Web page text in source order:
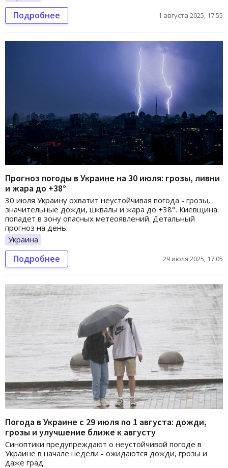
Подробнее 1 августа 2025, 17:55
Прогноз погоды в Украине на 30 июля: грозы, ливни
и жара до +38°
30 июля Украину охватит неустойчивая погода - грозы,
значительные дожди, шквалы и жара до +38°. Киевщина
попадет в зону опасных метеоявлений. Детальный
прогноз на день.
Украина
Подробнее 29 июля 2025, 17:05
Погода в Украине с 29 июля по 1 августа: дожди,
грозы и улучшение ближе к августу
Синоптики предупреждают о неустойчивой погоде в
Украине в начале недели - ожидаются дожди, грозы и
даже град.